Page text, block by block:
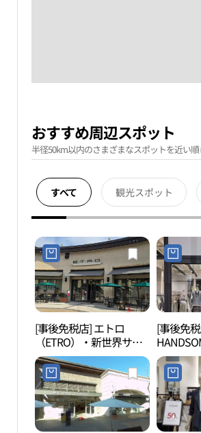
おすすめ周辺スポット
半径50km以内のさまざまなスポットを近い順
すべて 観光スポット
[事後免税店] エトロ
（ETRO）・新世界サイ
モンプレミアムアウトレ
ットプサン（釜山）店
(에트로 신세계사이먼프
리미엄아울렛 부산점)
[事後免
ム）
ム）オ
ンプレ
トプサ
스템옴므
프리미엄